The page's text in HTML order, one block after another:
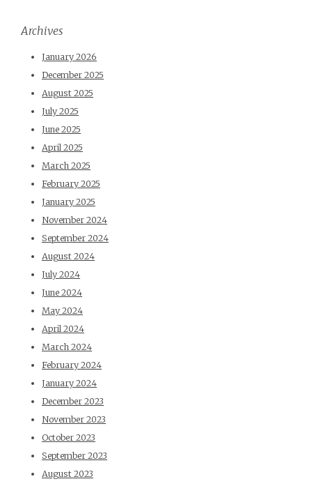
Archives
January 2026
December 2025
August 2025
July 2025
June 2025
April 2025
March 2025
February 2025
January 2025
November 2024
September 2024
August 2024
July 2024
June 2024
May 2024
April 2024
March 2024
February 2024
January 2024
December 2023
November 2023
October 2023
September 2023
August 2023